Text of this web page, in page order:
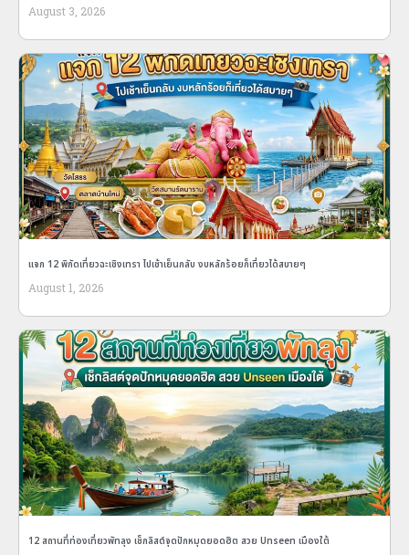
August 3, 2026
แจก 12 พิกัดเที่ยวฉะเชิงเทรา ไปเช้าเย็นกลับ งบหลักร้อยก็เที่ยวได้สบายๆ
August 1, 2026
12 สถานที่ท่องเที่ยวพัทลุง เช็กลิสต์จุดปักหมุดยอดฮิต สวย Unseen เมืองใต้